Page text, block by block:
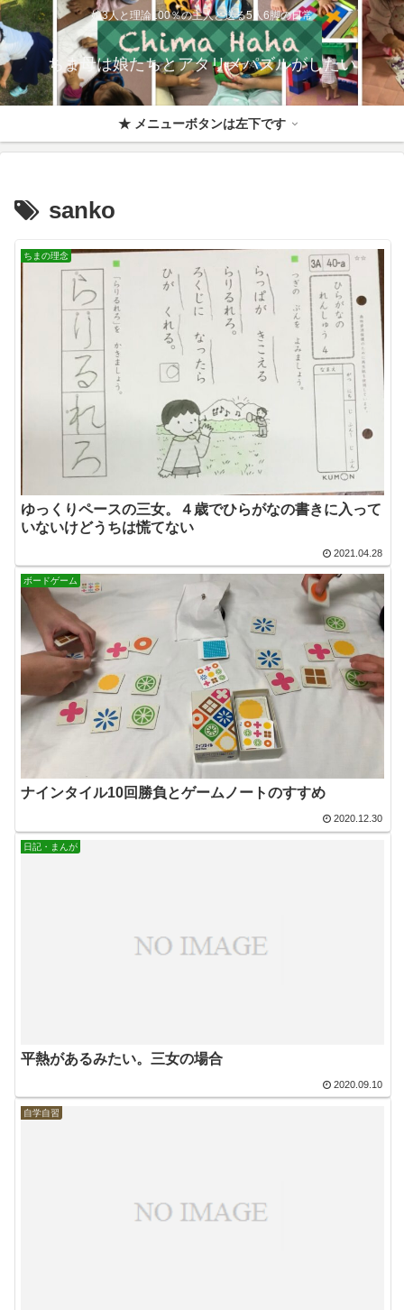
娘3人と理論100％の主人と送る5人6脚の日常
ちま母は娘たちとアタリメパズルがしたい
★ メニューボタンは左下です
sanko
ちまの理念
ゆっくりペースの三女。４歳でひらがなの書きに入って
いないけどうちは慌てない
2021.04.28
ボードゲーム
ナインタイル10回勝負とゲームノートのすすめ
2020.12.30
日記・まんが
平熱があるみたい。三女の場合
2020.09.10
自学自習